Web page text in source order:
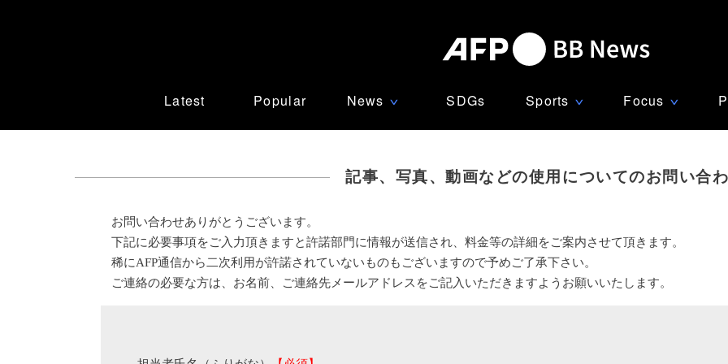
Latest Popular News ∨ SDGs Sports ∨ Focus ∨
記事、写真、動画などの使用についてのお問い合
お問い合わせありがとうございます。
下記に必要事項をご入力頂きますと許諾部門に情報が送信され、料金等の詳細をご案内させて頂きます。
稀にAFP通信から二次利用が許諾されていないものもございますので予めご了承下さい。
ご連絡の必要な方は、お名前、ご連絡先メールアドレスをご記入いただきますようお願いいたします。